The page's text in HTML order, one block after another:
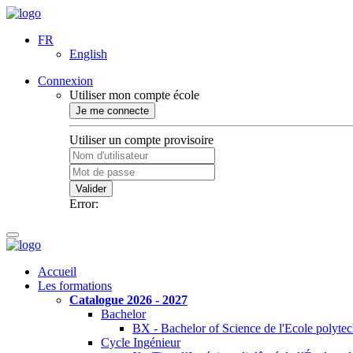
FR
English
Connexion
Utiliser mon compte école
Je me connecte
Utiliser un compte provisoire
Valider
Error:
Accueil
Les formations
Catalogue 2026 - 2027
Bachelor
BX - Bachelor of Science de l'Ecole
Cycle Ingénieur